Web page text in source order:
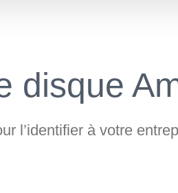
disque
l’identifier à votre